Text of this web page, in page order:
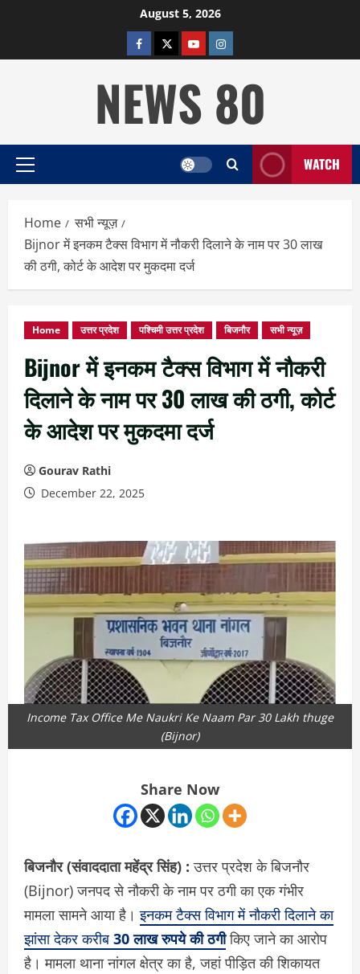
August 5, 2026
facebooktwitterYOUTUBE
instagram
NEWS 80
Primary
WATCH
Home
सभी न्यूज़
Bijnor में इनकम टैक्स विभाग में नौकरी दिलाने के नाम पर 30 लाख
की ठगी, कोर्ट के आदेश पर मुकदमा दर्ज
Home उत्तर प्रदेश पश्चिमी उत्तर प्रदेश बिजनौर सभी न्यूज़
Bijnor में इनकम टैक्स विभाग में नौकरी
दिलाने के नाम पर 30 लाख की ठगी, कोर्ट
के आदेश पर मुकदमा दर्ज
Gourav Rathi
December 22, 2025
Income Tax Office Me Naukri Ke Naam Par 30 Lakh thuge
(Bijnor)
Share Now
बिजनौर (संवाददातामहेंद्र सिंह) :उत्तर प्रदेश केबिजनौर
(Bijnor)जनपद से नौकरी के नाम पर ठगी का एक गंभीर
मामला सामने आया है।इनकम टैक्स विभाग में नौकरी दिलाने का
झांसा देकर करीब 30 लाख रुपये की ठगीकिए जाने का आरोप
है। मामला थाना नांगल क्षेत्र का है, जहां पीड़ित की शिकायत